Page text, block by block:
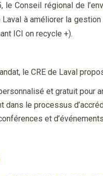
le Conseil régional de
à améliorer la
ICI on recycle +).
le CRE de Laval
et gratuit pour
dans le processus
et